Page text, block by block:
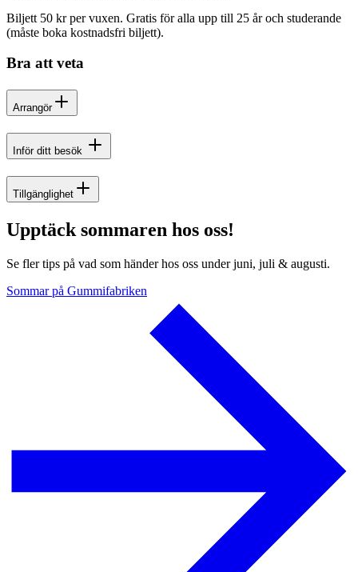
Biljett 50 kr per vuxen. Gratis för alla upp till 25 år och studerande
(måste boka kostnadsfri biljett).
Bra att veta
Arrangör
Inför ditt besök
Tillgänglighet
Upptäck sommaren hos oss!
Se fler tips på vad som händer hos oss under juni, juli & augusti.
Sommar på Gummifabriken